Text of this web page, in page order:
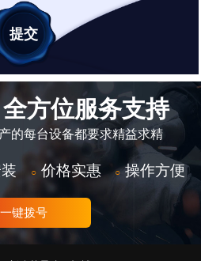
方位服务支持
的每台设备都要求精益求精
○ 价格实惠 ○ 操作方便
一键拨号